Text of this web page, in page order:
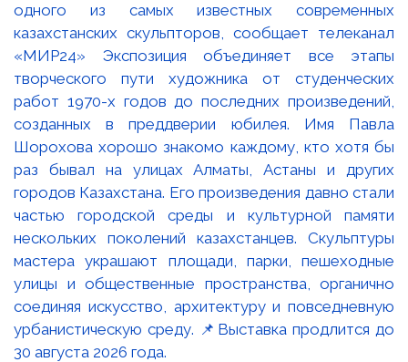
одного из самых известных современных
казахстанских скульпторов, сообщает телеканал
«МИР24» Экспозиция объединяет все этапы
творческого пути художника от студенческих
работ 1970-х годов до последних произведений,
созданных в преддверии юбилея. Имя Павла
Шорохова хорошо знакомо каждому, кто хотя бы
раз бывал на улицах Алматы, Астаны и других
городов Казахстана. Его произведения давно стали
частью городской среды и культурной памяти
нескольких поколений казахстанцев. Скульптуры
мастера украшают площади, парки, пешеходные
улицы и общественные пространства, органично
соединяя искусство, архитектуру и повседневную
урбанистическую среду. 📌Выставка продлится до
30 августа 2026 года.